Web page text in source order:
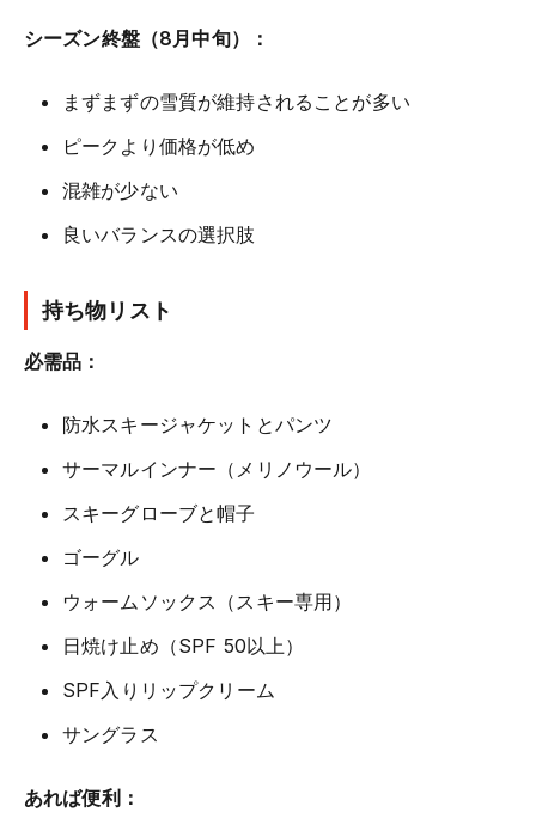
シーズン終盤（8月中旬）：
まずまずの雪質が維持されることが多い
ピークより価格が低め
混雑が少ない
良いバランスの選択肢
持ち物リスト
必需品：
防水スキージャケットとパンツ
サーマルインナー（メリノウール）
スキーグローブと帽子
ゴーグル
ウォームソックス（スキー専用）
日焼け止め（SPF 50以上）
SPF入りリップクリーム
サングラス
あれば便利：